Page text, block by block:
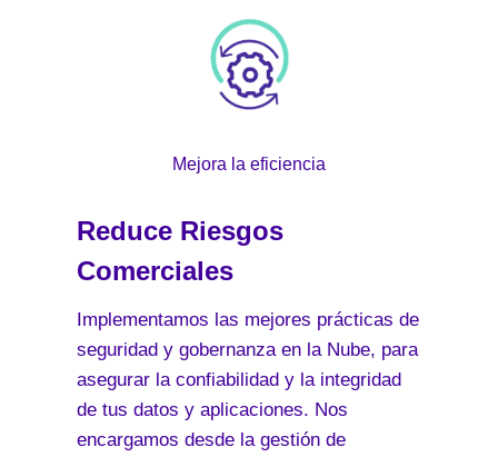
Mejora la eficiencia
Reduce Riesgos
Comerciales
Implementamos las mejores prácticas de
seguridad y gobernanza en la Nube, para
asegurar la confiabilidad y la integridad
de tus datos y aplicaciones. Nos
encargamos desde la gestión de